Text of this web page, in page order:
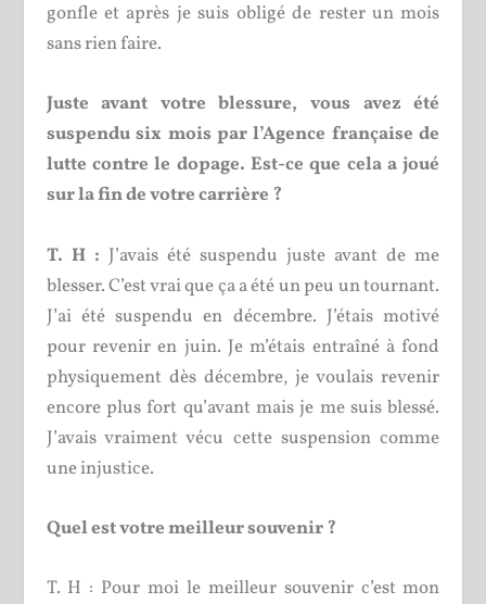
gonfle et après je suis obligé de rester un mois
sans rien faire.
Juste avant votre blessure, vous avez été
suspendu six mois par l’Agence française de
lutte contre le dopage. Est-ce que cela a joué
sur la fin de votre carrière ?
T. H : J’avais été suspendu juste avant de me
blesser. C’est vrai que ça a été un peu un tournant.
J’ai été suspendu en décembre. J’étais motivé
pour revenir en juin. Je m’étais entraîné à fond
physiquement dès décembre, je voulais revenir
encore plus fort qu’avant mais je me suis blessé.
J’avais vraiment vécu cette suspension comme
une injustice.
Quel est votre meilleur souvenir ?
T. H : Pour moi le meilleur souvenir c’est mon